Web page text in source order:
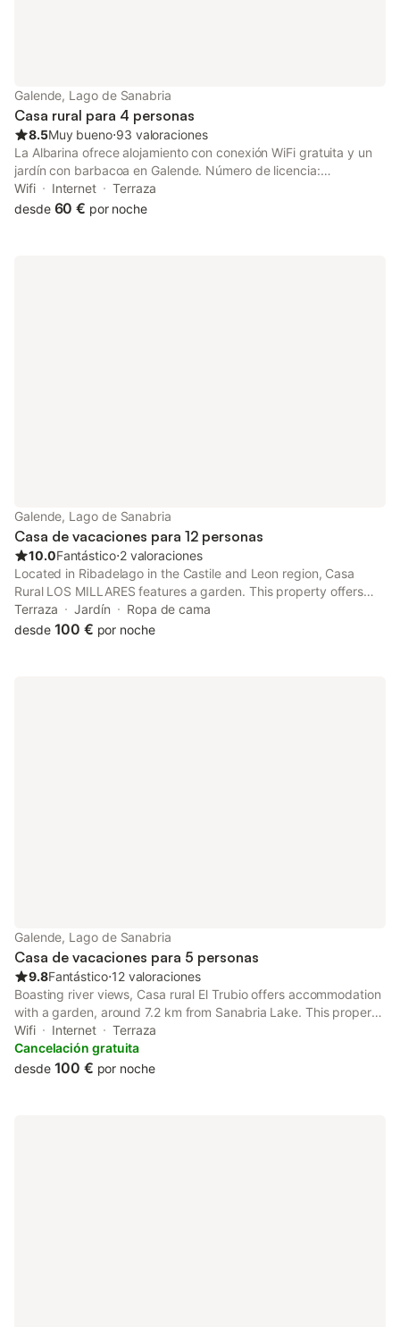
Galende, Lago de Sanabria
Casa rural para 4 personas
8.5Muy bueno⋅93 valoraciones
La Albarina ofrece alojamiento con conexión WiFi gratuita y un
jardín con barbacoa en Galende. Número de licencia:
49/000067
Wifi Internet
Terraza
desde 60 € por noche
Galende, Lago de Sanabria
Casa de vacaciones para 12 personas
10.0Fantástico⋅2 valoraciones
Located in Ribadelago in the Castile and Leon region, Casa
Rural LOS MILLARES features a garden. This property offers
access to a balcony and free private parking. The property is
non-smoking and is situated 3.8 km from Sanabria Lake.
Terraza Jardín
Ropa de cama
desde 100 € por noche
Galende, Lago de Sanabria
Casa de vacaciones para 5 personas
9.8Fantástico⋅12 valoraciones
Boasting river views, Casa rural El Trubio offers accommodation
with a garden, around 7.2 km from Sanabria Lake. This property
offers access to a patio, free private parking and free WiFi.
Wifi Internet
Terraza
Cancelación gratuita
desde 100 € por noche